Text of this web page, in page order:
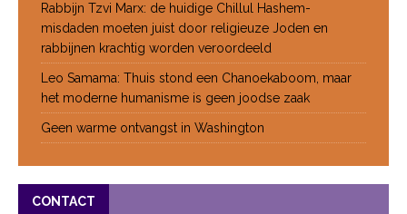
Rabbijn Tzvi Marx: de huidige Chillul Hashem-
misdaden moeten juist door religieuze Joden en
rabbijnen krachtig worden veroordeeld
Leo Samama: Thuis stond een Chanoekaboom, maar
het moderne humanisme is geen joodse zaak
Geen warme ontvangst in Washington
CONTACT